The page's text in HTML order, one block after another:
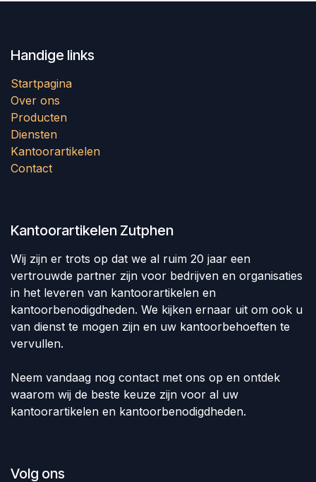
Handige links
Startpagina
Over ons
Producten
Diensten
Kantoorartikelen
Contact
Kantoorartikelen Zutphen
Wij zijn er trots op dat we al ruim 20 jaar een
vertrouwde partner zijn voor bedrijven en organisaties
in het leveren van kantoorartikelen en
kantoorbenodigdheden. We kijken ernaar uit om ook u
van dienst te mogen zijn en uw kantoorbehoeften te
vervullen.
Neem vandaag nog contact met ons op en ontdek
waarom wij de beste keuze zijn voor al uw
kantoorartikelen en kantoorbenodigdheden.
Volg ons